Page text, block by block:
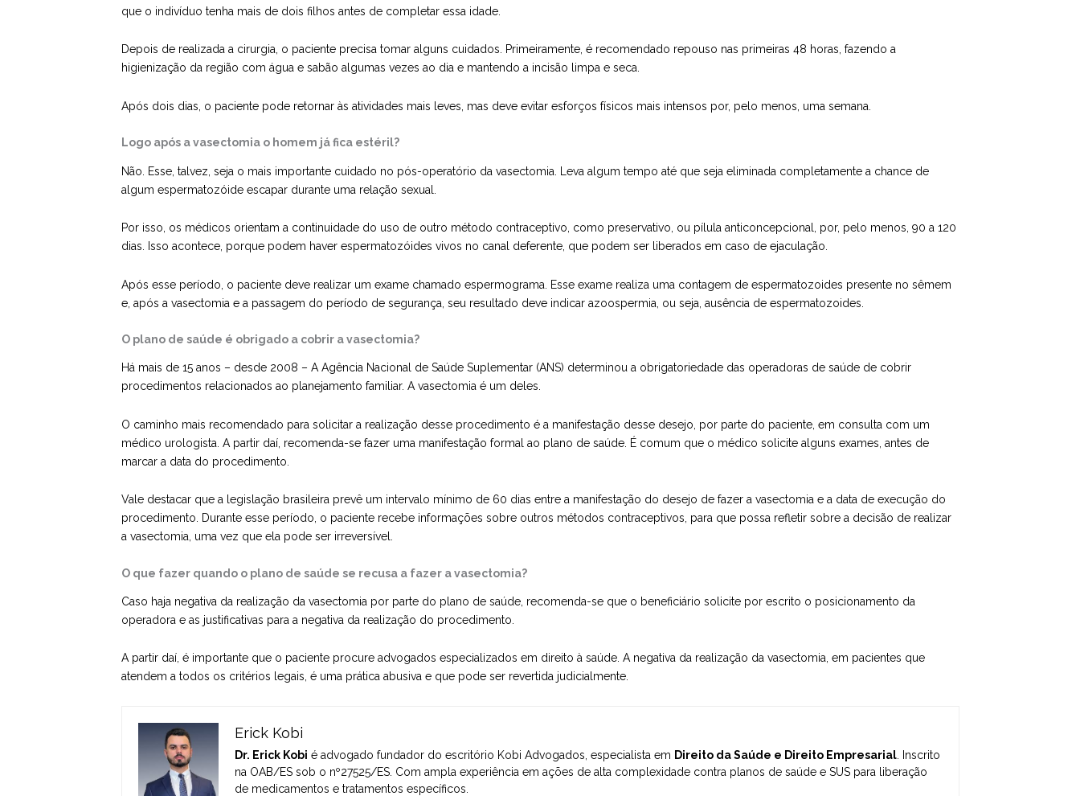
que o indivíduo tenha mais de dois filhos antes de completar essa idade.
Depois de realizada a cirurgia, o paciente precisa tomar alguns cuidados. Primeiramente, é recomendado repouso nas primeiras 48 horas, fazendo a
higienização da região com água e sabão algumas vezes ao dia e mantendo a incisão limpa e seca.
Após dois dias, o paciente pode retornar às atividades mais leves, mas deve evitar esforços físicos mais intensos por, pelo menos, uma semana.
Logo após a vasectomia o homem já fica estéril?
Não. Esse, talvez, seja o mais importante cuidado no pós-operatório da vasectomia. Leva algum tempo até que seja eliminada completamente a chance de
algum espermatozóide escapar durante uma relação sexual.
Por isso, os médicos orientam a continuidade do uso de outro método contraceptivo, como preservativo, ou pílula anticoncepcional, por, pelo menos, 90 a 120
dias. Isso acontece, porque podem haver espermatozóides vivos no canal deferente, que podem ser liberados em caso de ejaculação.
Após esse período, o paciente deve realizar um exame chamado espermograma. Esse exame realiza uma contagem de espermatozoides presente no sêmem
e, após a vasectomia e a passagem do período de segurança, seu resultado deve indicar azoospermia, ou seja, ausência de espermatozoides.
O plano de saúde é obrigado a cobrir a vasectomia?
Há mais de 15 anos – desde 2008 – A Agência Nacional de Saúde Suplementar (ANS) determinou a obrigatoriedade das operadoras de saúde de cobrir
procedimentos relacionados ao planejamento familiar. A vasectomia é um deles.
O caminho mais recomendado para solicitar a realização desse procedimento é a manifestação desse desejo, por parte do paciente, em consulta com um
médico urologista. A partir daí, recomenda-se fazer uma manifestação formal ao plano de saúde. É comum que o médico solicite alguns exames, antes de
marcar a data do procedimento.
Vale destacar que a legislação brasileira prevê um intervalo mínimo de 60 dias entre a manifestação do desejo de fazer a vasectomia e a data de execução do
procedimento. Durante esse período, o paciente recebe informações sobre outros métodos contraceptivos, para que possa refletir sobre a decisão de realizar
a vasectomia, uma vez que ela pode ser irreversível.
O que fazer quando o plano de saúde se recusa a fazer a vasectomia?
Caso haja negativa da realização da vasectomia por parte do plano de saúde, recomenda-se que o beneficiário solicite por escrito o posicionamento da
operadora e as justificativas para a negativa da realização do procedimento.
A partir daí, é importante que o paciente procure advogados especializados em direito à saúde. A negativa da realização da vasectomia, em pacientes que
atendem a todos os critérios legais, é uma prática abusiva e que pode ser revertida judicialmente.
Erick Kobi
Dr. Erick Kobi é advogado fundador do escritório Kobi Advogados, especialista em Direito da Saúde e Direito Empresarial. Inscrito
na OAB/ES sob o nº27525/ES. Com ampla experiência em ações de alta complexidade contra planos de saúde e SUS para liberação
de medicamentos e tratamentos específicos.